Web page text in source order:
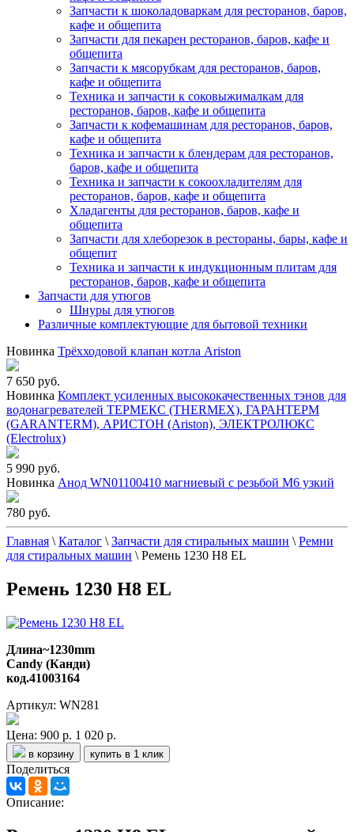
Запчасти к шоколадоваркам для ресторанов, баров,
кафе и общепита
Запчасти для пекарен ресторанов, баров, кафе и
общепита
Запчасти к мясорубкам для ресторанов, баров,
кафе и общепита
Техника и запчасти к соковыжималкам для
ресторанов, баров, кафе и общепита
Запчасти к кофемашинам для ресторанов, баров,
кафе и общепита
Техника и запчасти к блендерам для ресторанов,
баров, кафе и общепита
Техника и запчасти к сокоохладителям для
ресторанов, баров, кафе и общепита
Хладагенты для ресторанов, баров, кафе и
общепита
Запчасти для хлеборезок в рестораны, бары, кафе и
общепит
Техника и запчасти к индукционным плитам для
ресторанов, баров, кафе и общепита
Запчасти для утюгов
Шнуры для утюгов
Различные комплектующие для бытовой техники
Новинка Трёхходовой клапан котла Ariston
7 650 руб.
Новинка Комплект усиленных высококачественных тэнов для
водонагревателей ТЕРМЕКС (THERMEX), ГАРАНТЕРМ
(GARANTERM), АРИСТОН (Ariston), ЭЛЕКТРОЛЮКС
(Electrolux)
5 990 руб.
Новинка Анод WN01100410 магниевый с резьбой М6 узкий
780 руб.
Главная \ Каталог \ Запчасти для стиральных машин \ Ремни
для стиральных машин \ Ремень 1230 H8 EL
Ремень 1230 H8 EL
Длина~1230mm
Candy (Канди)
код.41003164
Артикул: WN281
Цена: 900 р. 1 020 р.
в корзину купить в 1 клик
Поделиться
Описание: